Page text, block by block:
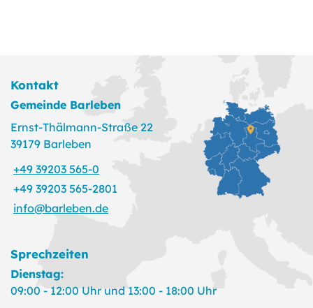
Kontakt
Gemeinde Barleben
Ernst-Thälmann-Straße 22
39179 Barleben
+49 39203 565-0
+49 39203 565-2801
info@barleben.de
Sprechzeiten
Dienstag:
09:00 - 12:00 Uhr und 13:00 - 18:00 Uhr